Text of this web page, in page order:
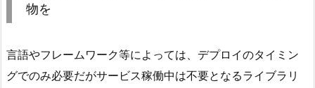
物を
言語やフレームワーク等によっては、デプロイのタイミン
グでのみ必要だがサービス稼働中は不要となるライブラリ